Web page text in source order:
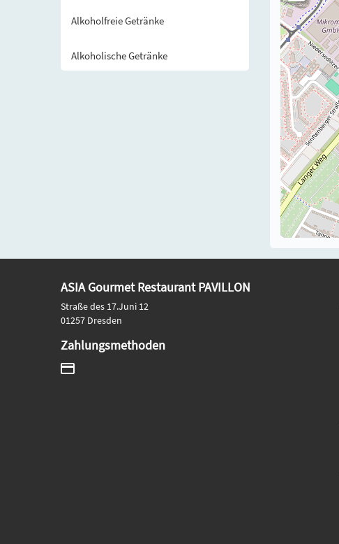
Alkoholfreie Getränke
Alkoholische Getränke
ASIA Gourmet Restaurant PAVILLON
Straße des 17.Juni 12
01257 Dresden
Zahlungsmethoden